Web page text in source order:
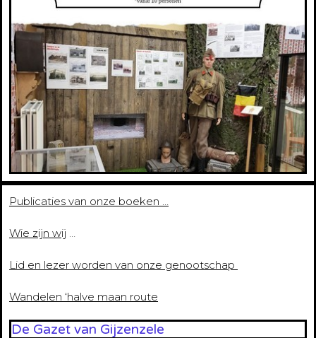
Publicaties van onze boeken …
Wie zijn wij …
Lid en lezer worden van onze genootschap
Wandelen ‘halve maan route
De Gazet van Gijzenzele